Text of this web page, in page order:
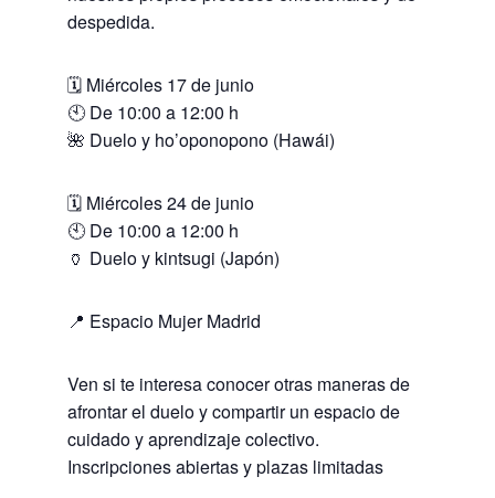
despedida.
🗓️ Miércoles 17 de junio
🕙 De 10:00 a 12:00 h
🌺 Duelo y ho’oponopono (Hawái)
🗓️ Miércoles 24 de junio
🕙 De 10:00 a 12:00 h
🏺 Duelo y kintsugi (Japón)
📍 Espacio Mujer Madrid
Ven si te interesa conocer otras maneras de
afrontar el duelo y compartir un espacio de
cuidado y aprendizaje colectivo.
Inscripciones abiertas y plazas limitadas